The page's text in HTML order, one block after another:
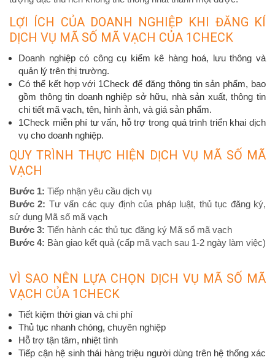
LỢI ÍCH CỦA DOANH NGHIỆP KHI ĐĂNG KÍ
DỊCH VỤ MÃ SỐ MÃ VẠCH CỦA 1CHECK
Doanh nghiệp có công cụ kiểm kê hàng hoá, lưu thông và
quản lý trên thị trường.
Có thể kết hợp với 1Check để đăng thông tin sản phẩm, bao
gồm thông tin doanh nghiệp sở hữu, nhà sản xuất, thông tin
chi tiết mã vạch, tên, hình ảnh, và giá sản phẩm.
1Check miễn phí tư vấn, hỗ trợ trong quá trình triển khai dịch
vụ cho doanh nghiệp.
QUY TRÌNH THỰC HIỆN DỊCH VỤ MÃ SỐ MÃ
VẠCH
Bước 1: Tiếp nhận yêu cầu dịch vụ
Bước 2: Tư vấn các quy định của pháp luật, thủ tục đăng ký,
sử dụng Mã số mã vạch
Bước 3: Tiến hành các thủ tục đăng ký Mã số mã vạch
Bước 4: Bàn giao kết quả (cấp mã vạch sau 1-2 ngày làm việc)
VÌ SAO NÊN LỰA CHỌN DỊCH VỤ MÃ SỐ MÃ
VẠCH CỦA 1CHECK
Tiết kiệm thời gian và chi phí
Thủ tục nhanh chóng, chuyên nghiệp
Hỗ trợ tận tâm, nhiệt tình
Tiếp cận hệ sinh thái hàng triệu người dùng trên hệ thống xác